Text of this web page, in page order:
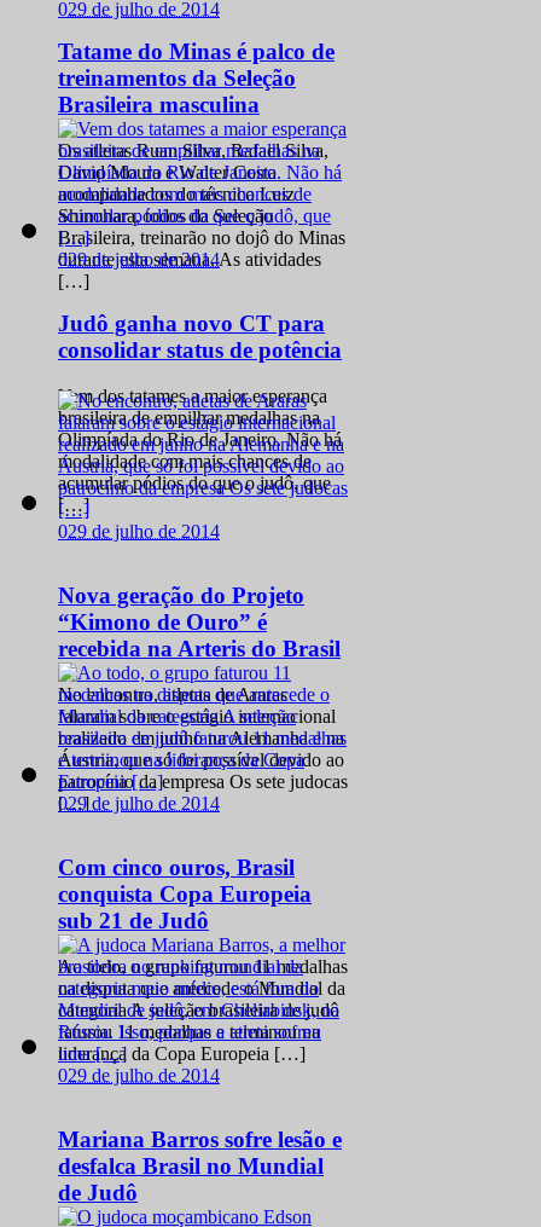
029 de julho de 2014
Tatame do Minas é palco de
treinamentos da Seleção
Brasileira masculina
Os atletas Ruan Silva, Rafael Silva,
David Moura e Walter Costa
acompanhados do técnico Luiz
Shinohara, todos da Seleção
Brasileira, treinarão no dojô do Minas
durante esta semana. As atividades
[…]
029 de julho de 2014
Judô ganha novo CT para
consolidar status de potência
Vem dos tatames a maior esperança
brasileira de empilhar medalhas na
Olimpíada do Rio de Janeiro. Não há
modalidade com mais chances de
acumular pódios do que o judô, que
[…]
029 de julho de 2014
Nova geração do Projeto
“Kimono de Ouro” é
recebida na Arteris do Brasil
No encontro, atletas de Araras
falaram sobre o estágio internacional
realizado em junho na Alemanha e na
Áustria, que só foi possível devido ao
patrocínio da empresa Os sete judocas
[…]
029 de julho de 2014
Com cinco ouros, Brasil
conquista Copa Europeia
sub 21 de Judô
Ao todo, o grupo faturou 11 medalhas
na disputa que antecede o Mundial da
categoria A seleção brasileira de judô
faturou 11 medalhas e terminou na
liderança da Copa Europeia […]
029 de julho de 2014
Mariana Barros sofre lesão e
desfalca Brasil no Mundial
de Judô